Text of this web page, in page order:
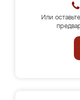
Или